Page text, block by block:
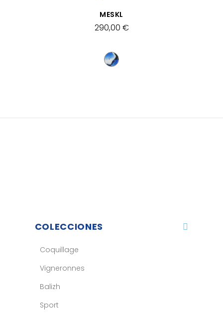
VISTA RÁPIDA
MESKL
290,00 €
COLECCIONES
Coquillage
Vigneronnes
Balizh
Sport